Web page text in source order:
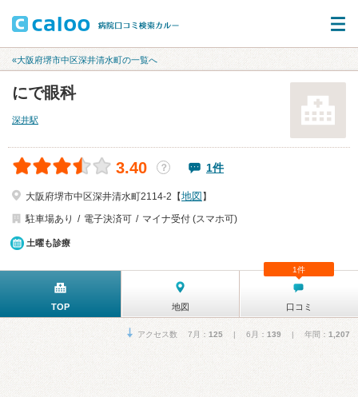
«大阪府堺市中区深井清水町の一覧へ
にで眼科
深井駅
3.40 ？ 1件
大阪府堺市中区深井清水町2114-2【地図 】
駐車場あり
電子決済可 マイナ受付 (スマホ可)
土曜も診療
TOP 地図 口コミ
1件
アクセス数 7月： 125 | 6月： 139 | 年間： 1,207